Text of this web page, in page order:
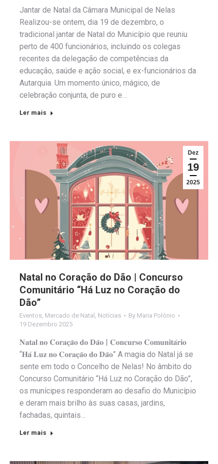
Jantar de Natal da Câmara Municipal de Nelas
Realizou-se ontem, dia 19 de dezembro, o
tradicional jantar de Natal do Município que reuniu
perto de 400 funcionários, incluindo os colegas
recentes da delegação de competências da
educação, saúde e ação social, e ex-funcionários da
Autarquia. Um momento único, mágico, de
celebração conjunta, de puro e…
Ler mais
Dez
19
2025
Natal no Coração do Dão | Concurso
Comunitário “Há Luz no Coração do
Dão”
Eventos, Mercado de Natal , Notícias By Maria Polónio
19 Dezembro 2025
𝐍𝐚𝐭𝐚𝐥 𝐧𝐨 𝐂𝐨𝐫𝐚𝐜̧𝐚̃𝐨 𝐝𝐨 𝐃𝐚̃𝐨 | 𝐂𝐨𝐧𝐜𝐮𝐫𝐬𝐨 𝐂𝐨𝐦𝐮𝐧𝐢𝐭𝐚́𝐫𝐢𝐨
“𝐇𝐚́ 𝐋𝐮𝐳 𝐧𝐨 𝐂𝐨𝐫𝐚𝐜̧𝐚̃𝐨 𝐝𝐨 𝐃𝐚̃𝐨” A magia do Natal já se
sente em todo o Concelho de Nelas! No âmbito do
Concurso Comunitário “Há Luz no Coração do Dão”,
os munícipes responderam ao desafio do Município
e deram mais brilho às suas casas, jardins,
fachadas, quintais…
Ler mais